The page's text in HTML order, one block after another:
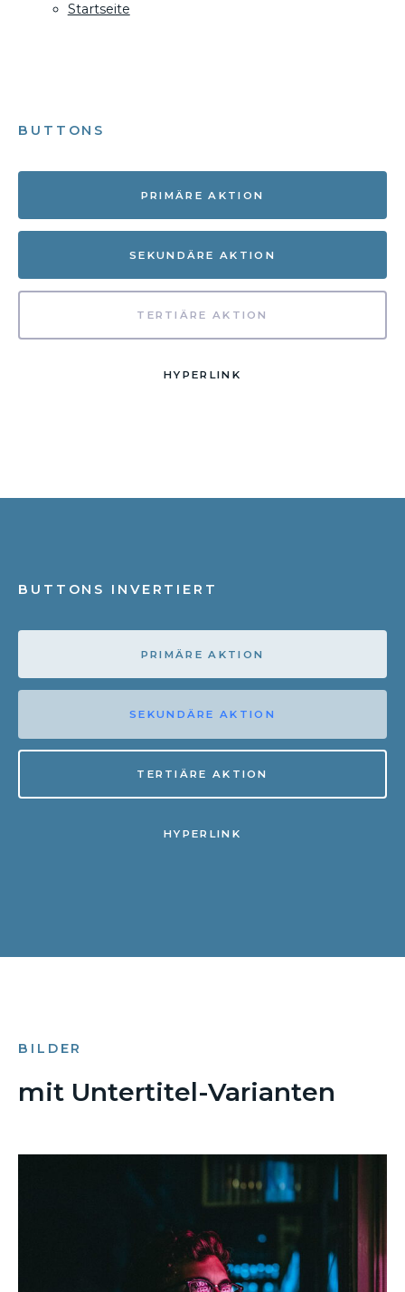
Startseite
BUTTONS
PRIMÄRE AKTION
SEKUNDÄRE AKTION
TERTIÄRE AKTION
HYPERLINK
BUTTONS INVERTIERT
PRIMÄRE AKTION
SEKUNDÄRE AKTION
TERTIÄRE AKTION
HYPERLINK
BILDER
mit Untertitel-Varianten